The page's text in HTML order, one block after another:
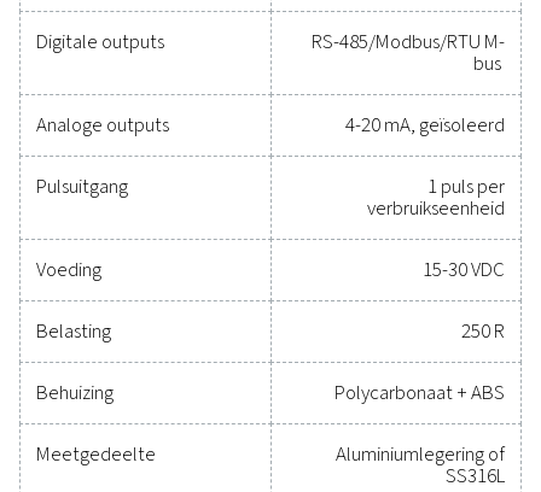
Het was nog nooit zo eenvoudig om uw
te beschermen en tegelijkertijd nauwkeurige
garanderen. Hoogwaardige meetapparatuur biedt
nauwkeurige bewaking van kritieke parameters,
de efficiëntie kunt optimaliseren, de
handhaven en kostbare problemen kunt
oplossingen zijn ontworpen voor duurzaamheid
naadloze integratie en stellen u in staat om
beslissingen te nemen en uw activiteiten op
te houden. Neem vandaag nog contact met ons op
ontdekken hoe een upgrade van uw
mogelijkheden en het operationele succes van uw
kan verbeteren.
Neem contact op met onze specialisten op
gebied van meetapparatuur